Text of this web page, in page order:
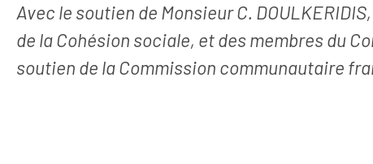
Avec le soutien de Monsieur C.
de la Cohésion sociale, et des membres du
soutien de la Commission communautaire